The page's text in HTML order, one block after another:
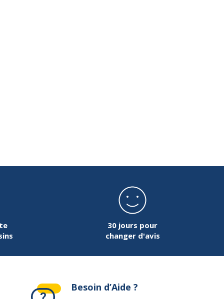
30 jours pour
changer d'avis
Besoin d’Aide ?